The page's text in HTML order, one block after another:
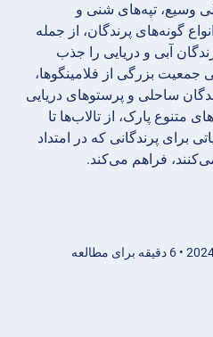
وسیع، تپه‌های شنی و
گونه‌های پرندگان، از جمله
آبی و دریایی را جذب
جمعیت بزرگی از فلامینگوها،
ساحلی و پرستوهای دریایی
پارک، از تالاب‌ها تا
برای پرندگانی که در امتداد
فراهم می‌کند.